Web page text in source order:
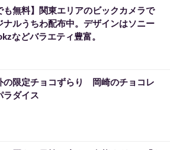
も無料】関東エリアのビックカメラで
ナルうちわ配布中。デザインはソニー
などバラエティ豊富。
の限定チョコずらり 岡崎のチョコレ
ラダイス